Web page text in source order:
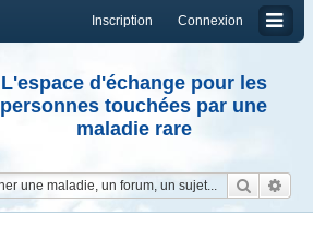
Connexion
Inscription
L'espace d'échange pour les
personnes touchées par une
maladie rare